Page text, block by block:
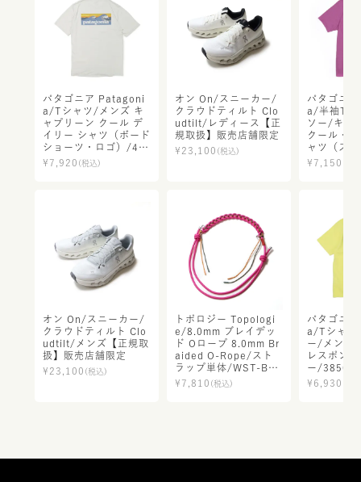
パタゴニア Patagoni
a/Tシャツ/メンズ キ
ャプリーン クール デ
イリー シャツ（ボード
ショーツ・ロゴ）/45
481/メンズ【正規取
扱】
¥ 7,920 (税込)
オン On/スニーカー/
クラウドティルト Clo
udtilt/レディース【正
規取扱】販売店舗限定
¥ 23,100 (税込)
パタゴニ
a/半袖Tシ
ソー/キャ
クール・
ャツ（ス
ス）/
【正規取
¥ 7,150
オン On/スニーカー/
クラウドティルト Clo
udtilt/メンズ【正規取
扱】販売店舗限定
¥ 23,100 (税込)
トポロジー Topologi
e/8.0mm ブレイデッ
ド Oロープ 8.0mm Br
aided O-Rope/スト
ラップ単体/WST-BO0
8/レディース メンズ
【正規取扱】
¥ 7,810 (税込)
パタゴニ
a/Tシャツ
ー/メンズ
レスポン
ー/38504/
規取扱】
¥ 6,930